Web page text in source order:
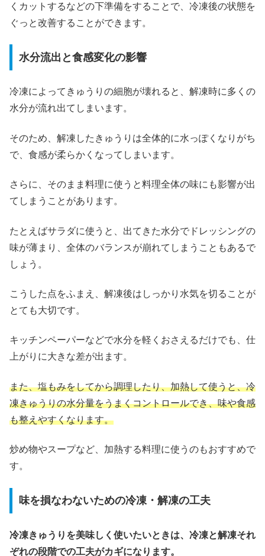
くカットするなどの下準備をすることで、冷凍後の状態を
ぐっと改善することができます。
水分流出と食感変化の影響
冷凍によってきゅうりの細胞が壊れると、解凍時に多くの
水分が流れ出てしまいます。
そのため、解凍したきゅうりは全体的に水っぽくなりがち
で、食感が柔らかくなってしまいます。
さらに、そのまま料理に使うと料理全体の味にも影響が出
てしまうことがあります。
たとえばサラダに使うと、出てきた水分でドレッシングの
味が薄まり、全体のバランスが崩れてしまうこともあるで
しょう。
こうした点をふまえ、解凍後はしっかり水気を切ることが
とても大切です。
キッチンペーパーなどで水分を軽くおさえるだけでも、仕
上がりに大きな差が出ます。
また、塩もみをしてから調理したり、加熱して使うと、冷
凍きゅうりの水分量をうまくコントロールでき、味や食感
も整えやすくなります。
炒め物やスープなど、加熱する料理に使うのもおすすめで
す。
味を損なわないための冷凍・解凍の工夫
冷凍きゅうりを美味しく使いたいときは、冷凍と解凍それ
ぞれの段階での工夫がカギになります。